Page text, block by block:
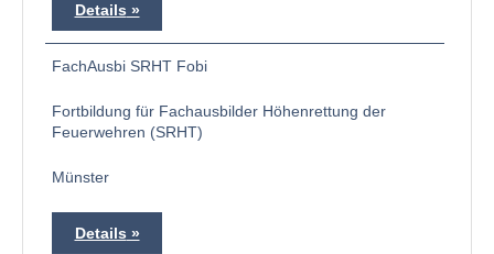
Details
FachAusbi SRHT Fobi
Fortbildung für Fachausbilder Höhenrettung der
Feuerwehren (SRHT)
Münster
Details